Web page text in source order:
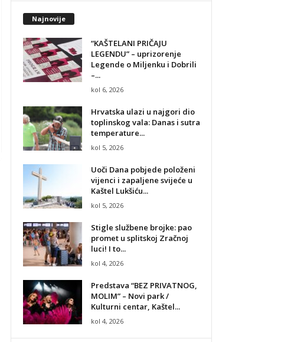
Najnovije
“KAŠTELANI PRIČAJU
LEGENDU” – uprizorenje
Legende o Miljenku i Dobrili
–...
kol 6, 2026
Hrvatska ulazi u najgori dio
toplinskog vala: Danas i sutra
temperature...
kol 5, 2026
Uoči Dana pobjede položeni
vijenci i zapaljene svijeće u
Kaštel Lukšiću...
kol 5, 2026
Stigle službene brojke: pao
promet u splitskoj Zračnoj
luci! I to...
kol 4, 2026
Predstava “BEZ PRIVATNOG,
MOLIM” – Novi park /
Kulturni centar, Kaštel...
kol 4, 2026